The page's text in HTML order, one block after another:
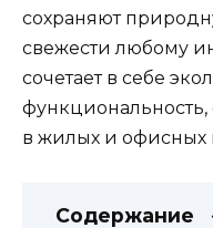
сохраняют
свежести любому
сочетает в себе
функциональность,
в жилых и офисных
Содержание